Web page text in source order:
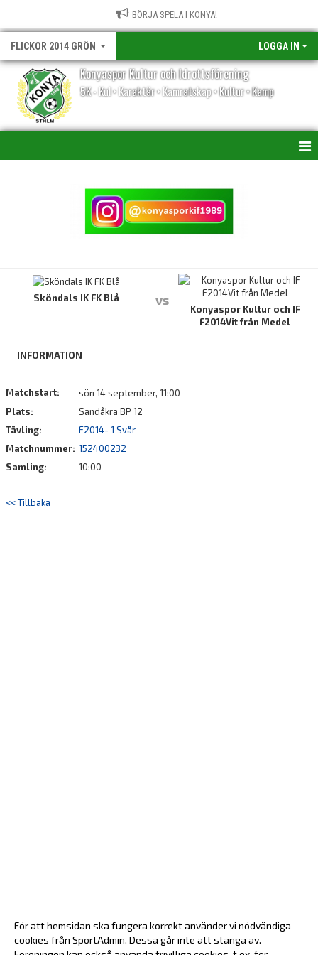
BÖRJA SPELA I KONYA!
FLICKOR 2014 GRÖN LOGGA IN
Konyaspor Kultur och Idrottsförening
5K - Kul • Karaktär • Kamratskap • Kultur • Kamp
TRUPPEN
DOKUMENT
KONTAKT
Sköndals IK FK Blå vs
Konyaspor Kultur och IF
F2014Vit från Medel
INFORMATION
Matchstart:
sön 14 september, 11:00
Plats:
Sandåkra BP 12
Tävling:
F2014- 1 Svår
Matchnummer: 152400232
Samling:
10:00
<< Tillbaka
För att hemsidan ska fungera korrekt använder vi nödvändiga
cookies från SportAdmin. Dessa går inte att stänga av.